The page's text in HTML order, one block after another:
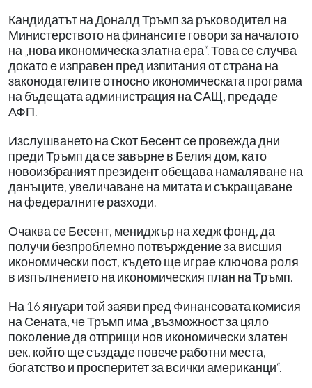
Кандидатът на Доналд Тръмп за ръководител на
Министерството на финансите говори за началото
на „нова икономическа златна ера“. Това се случва
докато е изправен пред изпитания от страна на
законодателите относно икономическата програма
на бъдещата администрация на САЩ, предаде
АФП.
Изслушването на Скот Бесент се провежда дни
преди Тръмп да се завърне в Белия дом, като
новоизбраният президент обещава намаляване на
данъците, увеличаване на митата и съкращаване
на федералните разходи.
Очаква се Бесент, мениджър на хедж фонд, да
получи безпроблемно потвърждение за висшия
икономически пост, където ще играе ключова роля
в изпълнението на икономическия план на Тръмп.
На 16 януари той заяви пред Финансовата комисия
на Сената, че Тръмп има „възможност за цяло
поколение да отприщи нов икономически златен
век, който ще създаде повече работни места,
богатство и просперитет за всички американци“.